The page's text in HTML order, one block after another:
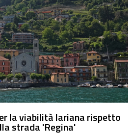
la viabilità lariana rispetto
strada 'Regina'